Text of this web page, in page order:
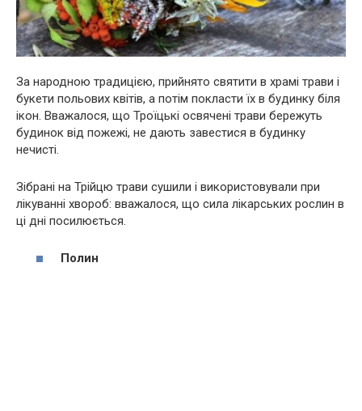
За народною традицією, прийнято святити в храмі трави і
букети польових квітів, а потім покласти їх в будинку біля
ікон. Вважалося, що Троїцькі освячені трави бережуть
будинок від пожежі, не дають завестися в будинку
нечисті.
Зібрані на Трійцю трави сушили і використовували при
лікуванні хвороб: вважалося, що сила лікарських рослин в
ці дні посилюється.
Полин